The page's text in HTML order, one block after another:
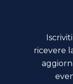
ricevere